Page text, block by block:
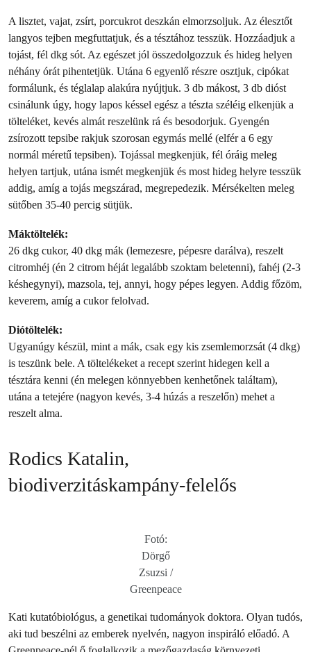
A lisztet, vajat, zsírt, porcukrot deszkán elmorzsoljuk. Az élesztőt
langyos tejben megfuttatjuk, és a tésztához tesszük. Hozzáadjuk a
tojást, fél dkg sót. Az egészet jól összedolgozzuk és hideg helyen
néhány órát pihentetjük. Utána 6 egyenlő részre osztjuk, cipókat
formálunk, és téglalap alakúra nyújtjuk. 3 db mákost, 3 db dióst
csinálunk úgy, hogy lapos késsel egész a tészta széléig elkenjük a
tölteléket, kevés almát reszelünk rá és besodorjuk. Gyengén
zsírozott tepsibe rakjuk szorosan egymás mellé (elfér a 6 egy
normál méretű tepsiben). Tojással megkenjük, fél óráig meleg
helyen tartjuk, utána ismét megkenjük és most hideg helyre tesszük
addig, amíg a tojás megszárad, megrepedezik. Mérsékelten meleg
sütőben 35-40 percig sütjük.
Máktöltelék:
26 dkg cukor, 40 dkg mák (lemezesre, pépesre darálva), reszelt
citromhéj (én 2 citrom héját legalább szoktam beletenni), fahéj (2-3
késhegynyi), mazsola, tej, annyi, hogy pépes legyen. Addig főzöm,
keverem, amíg a cukor felolvad.
Diótöltelék:
Ugyanúgy készül, mint a mák, csak egy kis zsemlemorzsát (4 dkg)
is teszünk bele. A töltelékeket a recept szerint hidegen kell a
tésztára kenni (én melegen könnyebben kenhetőnek találtam),
utána a tetejére (nagyon kevés, 3-4 húzás a reszelőn) mehet a
reszelt alma.
Rodics Katalin,
biodiverzitáskampány-felelős
Fotó:
Dörgő
Zsuzsi /
Greenpeace
Kati kutatóbiológus, a genetikai tudományok doktora. Olyan tudós,
aki tud beszélni az emberek nyelvén, nagyon inspiráló előadó. A